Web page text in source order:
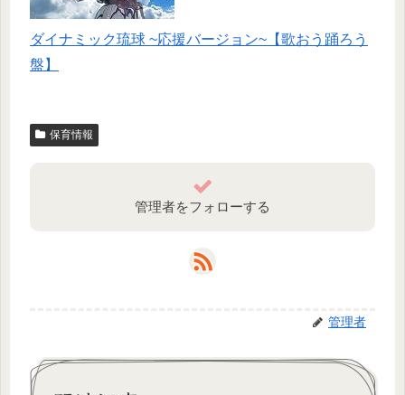
ダイナミック琉球 ~応援バージョン~【歌おう踊ろう
盤】
保育情報
管理者をフォローする
管理者